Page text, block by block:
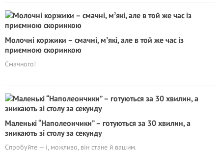
Молочні коржики – смачні, мʼякі, але в той же час із
приємною скоринкою
Смачного!
Маленькі “Наполеончики” – готуються за 30 хвилин, а
зникають зі столу за секунду
Спробуйте — і, можливо, він стане й вашим.